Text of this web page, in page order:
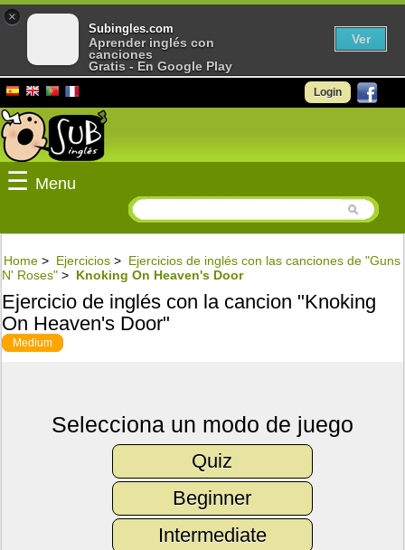
Login
☰ Menu
Home > Ejercicios > Ejercicios de inglés con las canciones de "Guns
N' Roses" > Knoking On Heaven's Door
Ejercicio de inglés con la cancion "Knoking
On Heaven's Door"
Medium
Selecciona un modo de juego
Quiz
Beginner
Intermediate
×
Subingles.com
Aprender inglés con
canciones
Gratis - En Google Play
Ver